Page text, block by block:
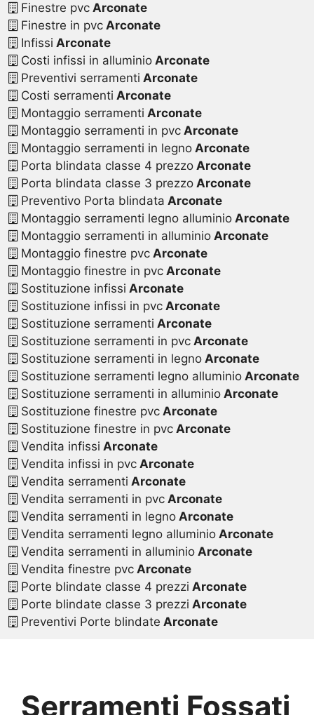
Finestre pvcArconate
Finestre in pvcArconate
Infissi Arconate
Costi infissi in alluminioArconate
Preventivi serramenti Arconate
Costi serramenti Arconate
Montaggio serramenti Arconate
Montaggio serramenti in pvcArconate
Montaggio serramenti in legnoArconate
Porta blindata classe 4 prezzoArconate
Porta blindata classe 3 prezzoArconate
Preventivo Porta blindata Arconate
Montaggio serramenti legno alluminioArconate
Montaggio serramenti in alluminioArconate
Montaggio finestre pvcArconate
Montaggio finestre in pvcArconate
Sostituzione infissi Arconate
Sostituzione infissi in pvcArconate
Sostituzione serramenti Arconate
Sostituzione serramenti in pvcArconate
Sostituzione serramenti in legnoArconate
Sostituzione serramenti legno alluminioArconate
Sostituzione serramenti in alluminioArconate
Sostituzione finestre pvcArconate
Sostituzione finestre in pvcArconate
Vendita infissi Arconate
Vendita infissi in pvcArconate
Vendita serramenti Arconate
Vendita serramenti in pvcArconate
Vendita serramenti in legnoArconate
Vendita serramenti legno alluminioArconate
Vendita serramenti in alluminioArconate
Vendita finestre pvcArconate
Porte blindate classe 4 prezzi Arconate
Porte blindate classe 3 prezzi Arconate
Preventivi Porte blindate Arconate
Serramenti Fossati